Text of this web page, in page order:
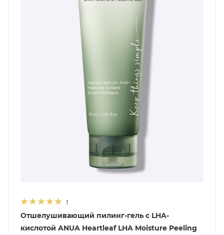
1
Отшелушивающий пилинг-гель с LHA-
кислотой ANUA Heartleaf LHA Moisture Peeling